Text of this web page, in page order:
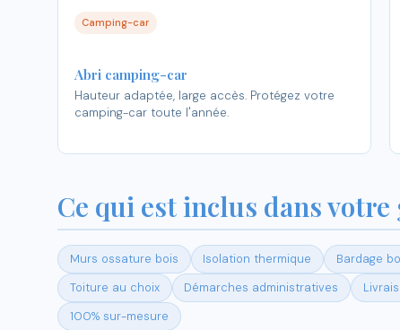
Camping-car
Abri camping-car
Hauteur adaptée, large accès. Protégez votre
camping-car toute l'année.
Ce qui est inclus dans votre
Murs ossature bois Isolation thermique Bardage
Toiture au choix
Démarches administratives
100% sur-mesure